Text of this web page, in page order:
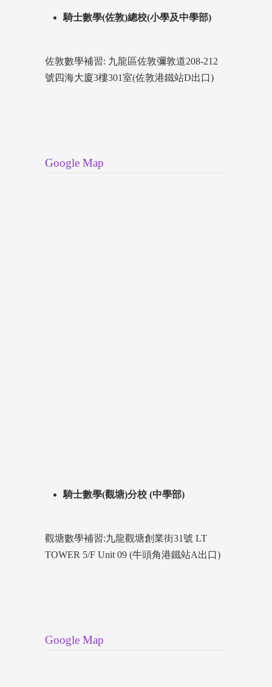
騎士數學(佐敦)總校(小學及中學部)
佐敦數學補習: 九龍區佐敦彌敦道208-212
號四海大廈3樓301室(佐敦港鐵站D出口)
Google Map
騎士數學(觀塘)分校 (中學部)
觀塘數學補習:九龍觀塘創業街31號 LT
TOWER 5/F Unit 09 (牛頭角港鐵站A出口)
Google Map